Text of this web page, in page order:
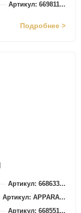
Артикул: 669811...
Подробнее >
Артикул: 668633...
Артикул: APPARA...
Артикул: 668551...